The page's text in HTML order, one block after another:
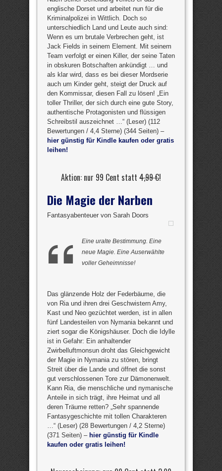
englische Dorset und arbeitet nun für die
Kriminalpolizei in Wittlich. Doch so
unterschiedlich Land und Leute auch sind:
Wenn es um brutale Verbrechen geht, ist
Jack Fields in seinem Element. Mit seinem
Team verfolgt er einen Killer, der seine Taten
in obskuren Botschaften ankündigt … und
als klar wird, dass es bei dieser Mordserie
auch um Kinder geht, steigt der Druck auf
den Kommissar, diesen Fall zu lösen! „Ein
toller Thriller, der sich durch eine gute Story,
authentische Protagonisten und flüssigen
Schreibstil auszeichnet …“ (Leser) (112
Bewertungen / 4,4 Sterne) (344 Seiten) –
hier günstig für Kindle kaufen oder gratis
leihen!
Aktion: nur 99 Cent statt 4,99 €!
Die Magie der Narben
Fantasyabenteuer von Sarah Doors
Eine uralte Bestimmung. Eine
neue Magie. Eine Auserwählte
voller Geheimnisse!
Das glänzende Holz der Federbäume, die
von Ria und ihren drei Geschwistern Amy,
Kast und Neo gezüchtet werden, ist in allen
fünf Landesteilen von Nymania bekannt und
ziert sogar die Königshäuser. Doch die Idylle
ist in Gefahr: Ein anhaltender
Zwirbelluftmonsun droht das Gleichgewicht
der Magie in Nymania zu stören, bringt
Streit über die Lande und öffnet die sonst
gut verschlossenen Tore zur Dämonenwelt.
Kann Ria, die menschliche und nymanische
Anteile in sich trägt, ihre Heimat und all
deren Träume retten? „Sehr spannende
Fantasygeschichte mit tollen Charakteren
…“ (Leser) (28 Bewertungen / 4,2 Sterne)
(371 Seiten) – hier günstig für Kindle
kaufen oder gratis leihen!